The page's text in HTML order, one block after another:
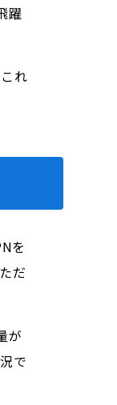
躍
れ
を
だ
が
で